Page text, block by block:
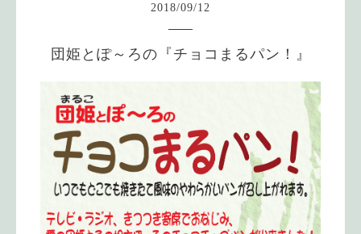
2018/09/12
団姫とぽ～ろの『チョコまるパン！』